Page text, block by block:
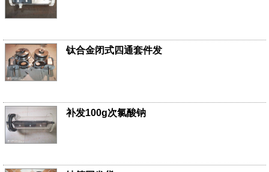
钛合金闭式四通套件发
补发100g次氯酸钠